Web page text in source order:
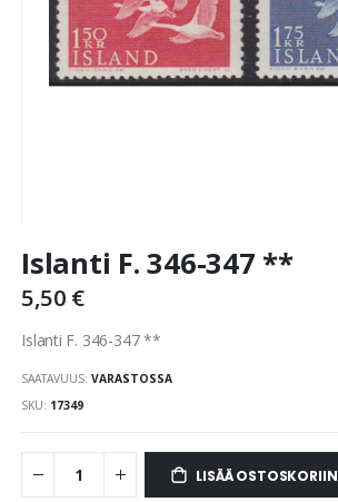
to
beginning
the
images
gallery
Islanti F. 346-347 **
5,50 €
Islanti F. 346-347 **
SAATAVUUS: VARASTOSSA
SKU 17349
LISÄÄ OSTOSKORIIN